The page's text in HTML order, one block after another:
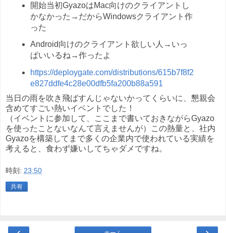
開始当初GyazoはMac向けのクライアントし
かなかった→だからWindowsクライアント作
った
Android向けのクライアント欲しい人→いっ
ぱいいるね→作ったよ
https://deploygate.com/distributions/615b7f8f2
e827ddfe4c28e00dfb5fa200b88a591
当日の雨を吹き飛ばすんじゃないかってくらいに、懇親会
含めてすごい熱いイベントでした！
（イベントに参加して、ここまで書いておきながらGyazo
を使ったことないなんて言えませんが）この熱量と、社内
Gyazoを構築してまで多くの企業内で使われている実績を
考えると、食わず嫌いしてちゃダメですね。
時刻: 23:50
共有